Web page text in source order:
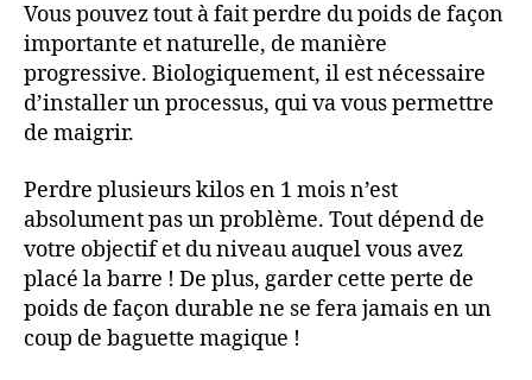
Vous pouvez tout à fait perdre du poids de façon
importante et naturelle, de manière
progressive. Biologiquement, il est nécessaire
d’installer un processus, qui va vous permettre
de maigrir.
Perdre plusieurs kilos en 1 mois n’est
absolument pas un problème. Tout dépend de
votre objectif et du niveau auquel vous avez
placé la barre ! De plus, garder cette perte de
poids de façon durable ne se fera jamais en un
coup de baguette magique !